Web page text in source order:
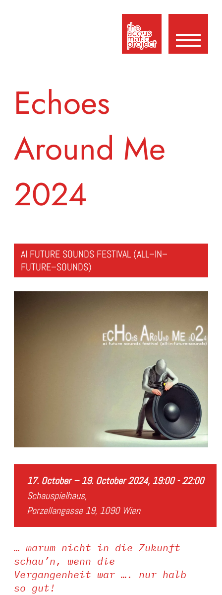
Echoes
Around Me
2024
AI FUTURE SOUNDS FESTIVAL (ALL–IN–
FUTURE–SOUNDS)
17. October – 19. October 2024, 19:00 - 22:00
Schauspielhaus,
Porzellangasse 19, 1090 Wien
… warum nicht in die Zukunft
schau’n, wenn die
Vergangenheit war …. nur halb
so gut!